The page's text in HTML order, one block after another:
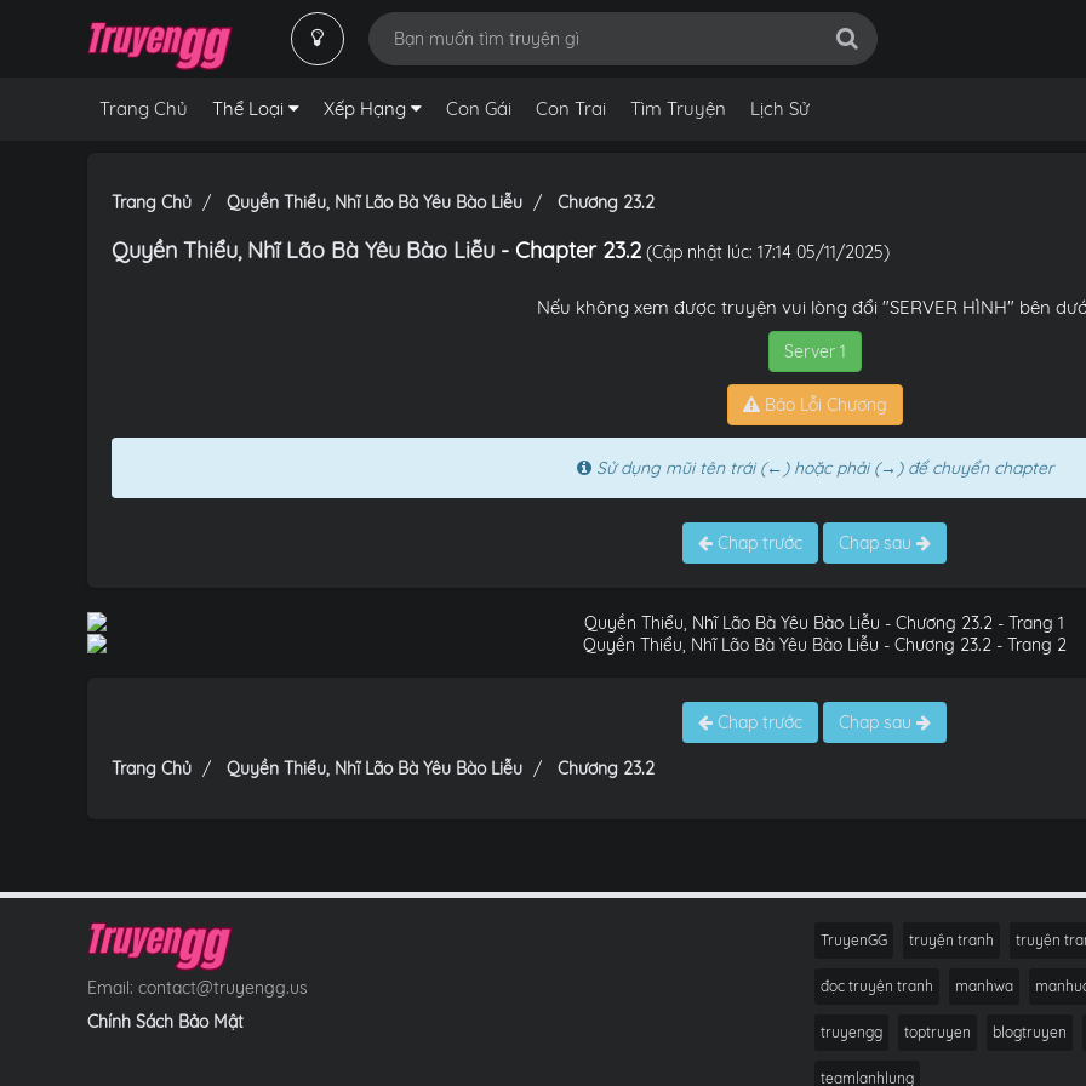
Trang Chủ Thể Loại Xếp Hạng Con Gái Con Trai Tìm Truyện Lịch Sử
Trang Chủ Quyền Thiểu, Nhĩ Lão Bà Yêu Bào Liễu Chương 23.2
Quyền Thiểu, Nhĩ Lão Bà Yêu Bào Liễu - Chapter 23.2 (Cập nhật lúc: 17:14 05/11/2025)
Nếu không xem được truyện vui lòng đổi "SERVER HÌNH" bên
Server 1
Báo Lỗi Chương
Sử dụng mũi tên trái (←) hoặc phải (→) để chuyển chapter
Chap trước Chap sau
Chap trước Chap sau
Trang Chủ Quyền Thiểu, Nhĩ Lão Bà Yêu Bào Liễu Chương 23.2
Email: contact@truyengg.us
Chính Sách Bảo Mật
TruyenGG truyện tranh truyện
đọc truyện tranh manhwa
truyengg toptruyen blogtruyen
teamlanhlung